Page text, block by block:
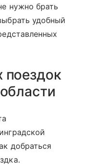
нужно брать
удобный
поездок
добраться